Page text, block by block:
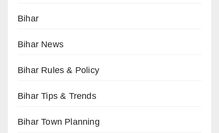
Bihar
Bihar News
Bihar Rules & Policy
Bihar Tips & Trends
Bihar Town Planning